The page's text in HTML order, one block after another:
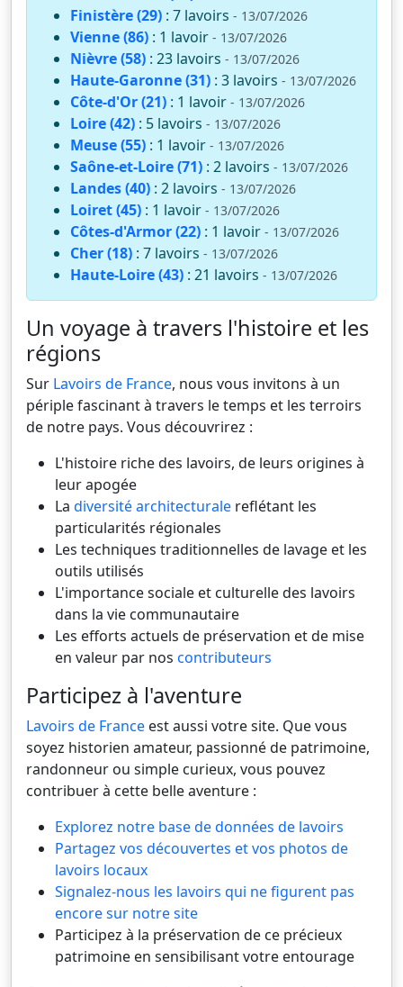
Finistère (29) : 7 lavoirs - 13/07/2026
Vienne (86) : 1 lavoir - 13/07/2026
Nièvre (58) : 23 lavoirs - 13/07/2026
Haute-Garonne (31) : 3 lavoirs - 13/07/2026
Côte-d'Or (21) : 1 lavoir - 13/07/2026
Loire (42) : 5 lavoirs - 13/07/2026
Meuse (55) : 1 lavoir - 13/07/2026
Saône-et-Loire (71) : 2 lavoirs - 13/07/2026
Landes (40) : 2 lavoirs - 13/07/2026
Loiret (45) : 1 lavoir - 13/07/2026
Côtes-d'Armor (22) : 1 lavoir - 13/07/2026
Cher (18) : 7 lavoirs - 13/07/2026
Haute-Loire (43) : 21 lavoirs - 13/07/2026
Un voyage à travers l'histoire et les
régions
Sur Lavoirs de France, nous vous invitons à un
périple fascinant à travers le temps et les terroirs
de notre pays. Vous découvrirez :
L'histoire riche des lavoirs, de leurs origines à
leur apogée
La diversité architecturale reflétant les
particularités régionales
Les techniques traditionnelles de lavage et les
outils utilisés
L'importance sociale et culturelle des lavoirs
dans la vie communautaire
Les efforts actuels de préservation et de mise
en valeur par nos contributeurs
Participez à l'aventure
Lavoirs de France est aussi votre site. Que vous
soyez historien amateur, passionné de patrimoine,
randonneur ou simple curieux, vous pouvez
contribuer à cette belle aventure :
Explorez notre base de données de lavoirs
Partagez vos découvertes et vos photos de
lavoirs locaux
Signalez-nous les lavoirs qui ne figurent pas
encore sur notre site
Participez à la préservation de ce précieux
patrimoine en sensibilisant votre entourage